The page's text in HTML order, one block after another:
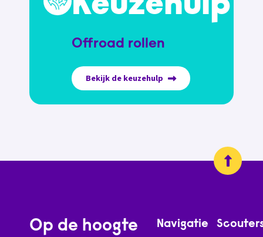
Offroad rollen
Bekijk de keuzehulp
Op de hoogte
Navigatie